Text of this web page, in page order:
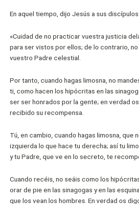
En aquel tiempo, dijo Jesús a sus discípulos:
«Cuidad de no practicar vuestra justicia
para ser vistos por ellos; de lo contrario,
vuestro Padre celestial.
Por tanto, cuando hagas limosna, no
ti, como hacen los hipócritas en las
ser ser honrados por la gente; en verdad
recibido su recompensa.
Tú, en cambio, cuando hagas limosna, que
izquierda lo que hace tu derecha; así tu
y tu Padre, que ve en lo secreto, te
Cuando recéis, no seáis como los
orar de pie en las sinagogas y en las
que los vean los hombres. En verdad os